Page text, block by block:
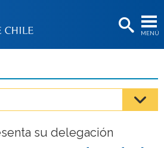
MENÚ
BIBLIOTECAS
Estudiantes
Académicas/ossu delegación